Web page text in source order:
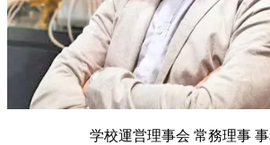
学校運営理事会 常務理事